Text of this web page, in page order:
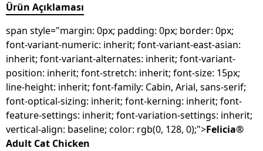
Ürün Açıklaması
span style="margin: 0px; padding: 0px; border: 0px;
font-variant-numeric: inherit; font-variant-east-asian:
inherit; font-variant-alternates: inherit; font-variant-
position: inherit; font-stretch: inherit; font-size: 15px;
line-height: inherit; font-family: Cabin, Arial, sans-serif;
font-optical-sizing: inherit; font-kerning: inherit; font-
feature-settings: inherit; font-variation-settings: inherit;
vertical-align: baseline; color: rgb(0, 128, 0);">Felicia®
Adult Cat Chicken